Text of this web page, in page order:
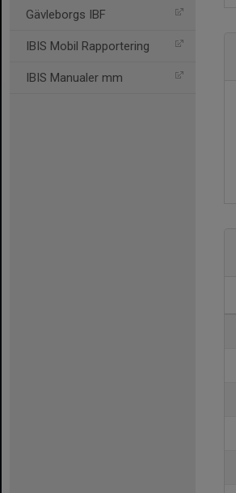
Gävleborgs IBF
IBIS Mobil Rapportering
IBIS Manualer mm